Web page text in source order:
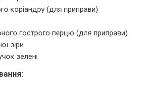
коріандру (для приправи)
гострого перцю (для приправи)
зіри
зелені